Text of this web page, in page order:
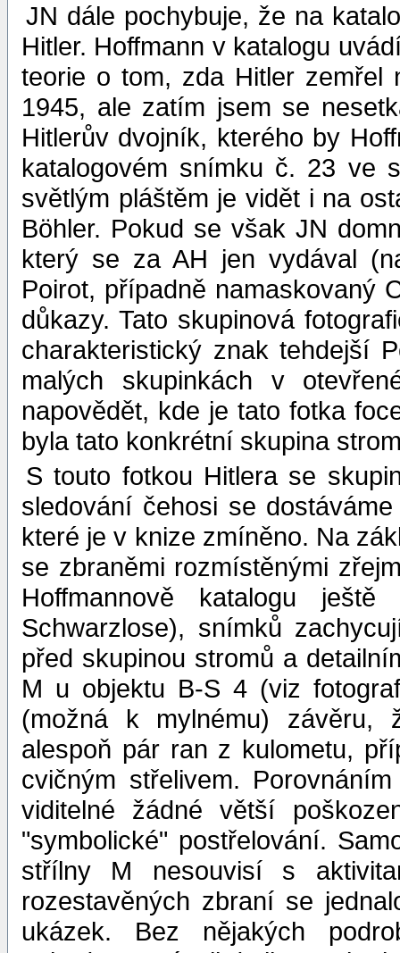
JN dále pochybuje, že na
Hitler. Hoffmann v katalogu
teorie o tom, zda Hitler zemřel
1945, ale zatím jsem se
Hitlerův dvojník, kterého by
katalogovém snímku č. 23 ve
světlým pláštěm je vidět i na
Böhler. Pokud se však JN
který se za AH jen vydával
Poirot, případně namaskovaný
důkazy. Tato skupinová
charakteristický znak tehdejší
malých skupinkách v
napovědět, kde je tato fotka
byla tato konkrétní skupina
S touto fotkou Hitlera se
sledování čehosi se
které je v knize zmíněno. Na
se zbraněmi rozmístěnými
Hoffmannově katalogu
Schwarzlose), snímků
před skupinou stromů a
M u objektu B-S 4 (viz
(možná k mylnému) závěru,
alespoň pár ran z kulometu,
cvičným střelivem.
viditelné žádné větší
"symbolické" postřelování.
střílny M nesouvisí s
rozestavěných zbraní se
ukázek. Bez nějakých